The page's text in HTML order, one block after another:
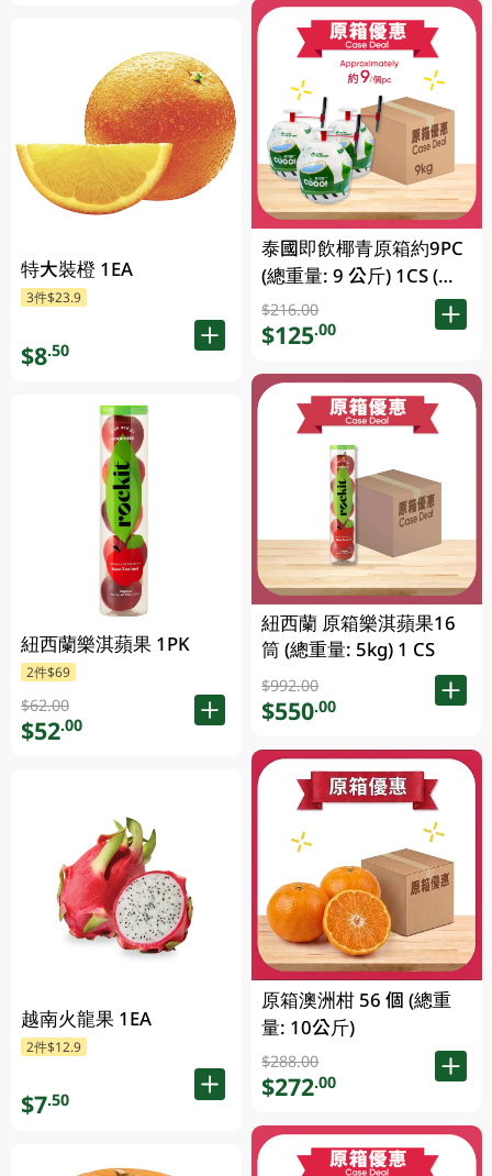
特大裝橙 1EA
3件$23.9
$8.50
紐西蘭樂淇蘋果 1PK
2件$69
$62.00
$52.00
越南火龍果 1EA
2件$12.9
$7.50
泰國即飲椰青原箱約9PC
(總重量: 9 公斤) 1CS (包
裝及品牌隨機發放)
$216.00
$125.00
紐西蘭 原箱樂淇蘋果16
筒 (總重量: 5kg) 1 CS
$992.00
$550.00
原箱澳洲柑 56 個 (總重
量: 10公斤)
$288.00
$272.00